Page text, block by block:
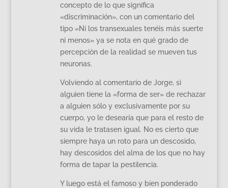
concepto de lo que significa
«discriminación», con un comentario del
tipo «Ni los transexuales tenéis más suerte
ni menos» ya se nota en qué grado de
percepción de la realidad se mueven tus
neuronas.
Volviendo al comentario de Jorge, si
alguien tiene la «forma de ser» de rechazar
a alguien sólo y exclusivamente por su
cuerpo, yo le desearía que para el resto de
su vida le tratasen igual. No es cierto que
siempre haya un roto para un descosido,
hay descosidos del alma de los que no hay
forma de tapar la pestilencia.
Y luego está el famoso y bien ponderado